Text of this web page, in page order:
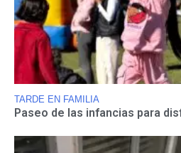
TARDE EN FAMILIA
Paseo de las infancias para